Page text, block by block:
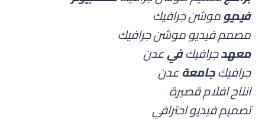
فيديوموشن جرافيك
مصمم فيديو موشن جرافيك
معهدجرافيكفيعدن
جرافيكجامعةعدن
انتاح افلام قصيرة
تصميم فيديو احترافي